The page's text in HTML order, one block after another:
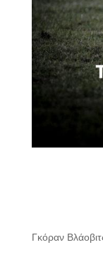
Γκόραν